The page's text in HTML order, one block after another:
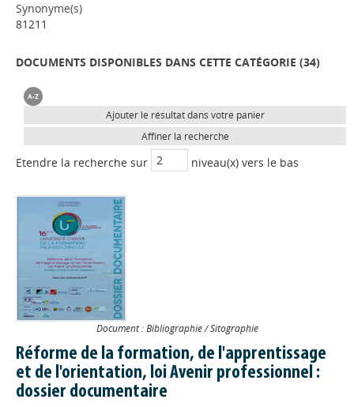
Synonyme(s)
81211
DOCUMENTS DISPONIBLES DANS CETTE CATÉGORIE (34)
Ajouter le résultat dans votre panier
Affiner la recherche
Etendre la recherche sur niveau(x) vers le bas
Document : Bibliographie / Sitographie
Réforme de la formation, de l'apprentissage
et de l'orientation, loi Avenir professionnel :
dossier documentaire